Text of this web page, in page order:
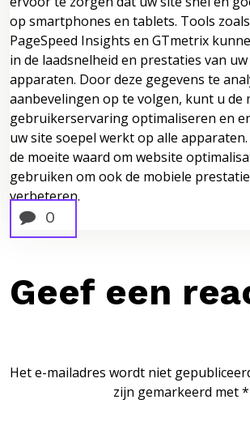
op smartphones en tablets. Tools zoals
PageSpeed Insights en GTmetrix
in de laadsnelheid en prestaties van
apparaten. Door deze gegevens te
aanbevelingen op te volgen, kunt u de
gebruikerservaring optimaliseren en
uw site soepel werkt op alle
de moeite waard om website
gebruiken om ook de mobiele
verbeteren.
0
Geef een
Het e-mailadres wordt niet
zijn gemarkeerd met*